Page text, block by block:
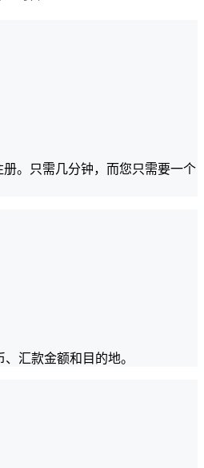
。只需几分钟，而您只需要一个
汇款金额和目的地。